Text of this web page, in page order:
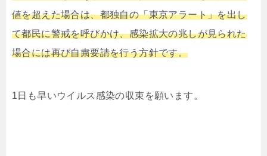
値を超えた場合は、都独自の「東京アラート」を出し
て都民に警戒を呼びかけ、感染拡大の兆しが見られた
場合には再び自粛要請を行う方針です。
1日も早いウイルス感染の収束を願います。